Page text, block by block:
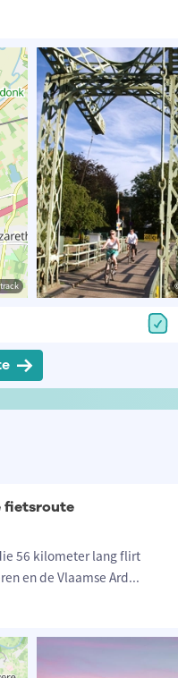
fietsroute
56 kilometer lang flirt
en de Vlaamse Ard...